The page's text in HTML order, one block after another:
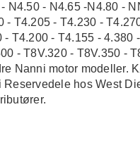
N4.50 - N4.65 -N4.80 -
- T4.205 - T4.230 -
- T4.200 - T4.155 - 4.380 -
- T8V.320 - T8V.350 -
Nanni motor modeller.
hos West